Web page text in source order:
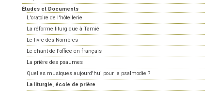
Études et Documents
L'oratoire de l'hôtellerie
La réforme liturgique à Tamié
Le livre des Nombres
Le chant de l'office en français
La prière des psaumes
Quelles musiques aujourd'hui pour la psalmodie ?
La liturgie, école de prière